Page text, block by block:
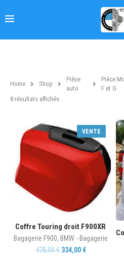
Home Shop
Pièce
auto
Pièce
F et G
8 résultats affichés
VENTE
Coffre Touring droit F900XR
Bagagerie F900, BMW - Bagagerie
478,00€ 334,00 €